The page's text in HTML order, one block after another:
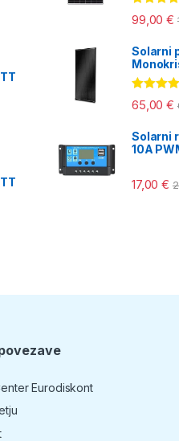
Ocenjeno
5.00od 5
99,00€
Solarni
Ocenjeno
4.00od 5
65,00€
Solarni
10A
17,00€
Eurodiskont